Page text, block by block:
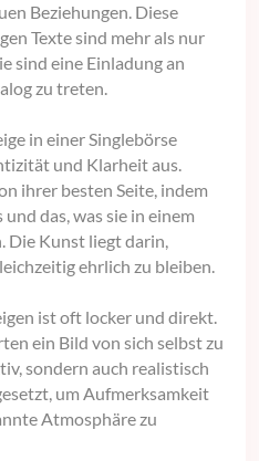
Beziehungen. Diese
Texte sind mehr als nur
sind eine Einladung an
zu treten.
in einer Singlebörse
und Klarheit aus.
ihrer besten Seite, indem
das, was sie in einem
Die Kunst liegt darin,
ehrlich zu bleiben.
ist oft locker und direkt.
ein Bild von sich selbst zu
sondern auch realistisch
um Aufmerksamkeit
Atmosphäre zu